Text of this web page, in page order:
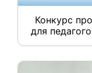
Конкурс
для